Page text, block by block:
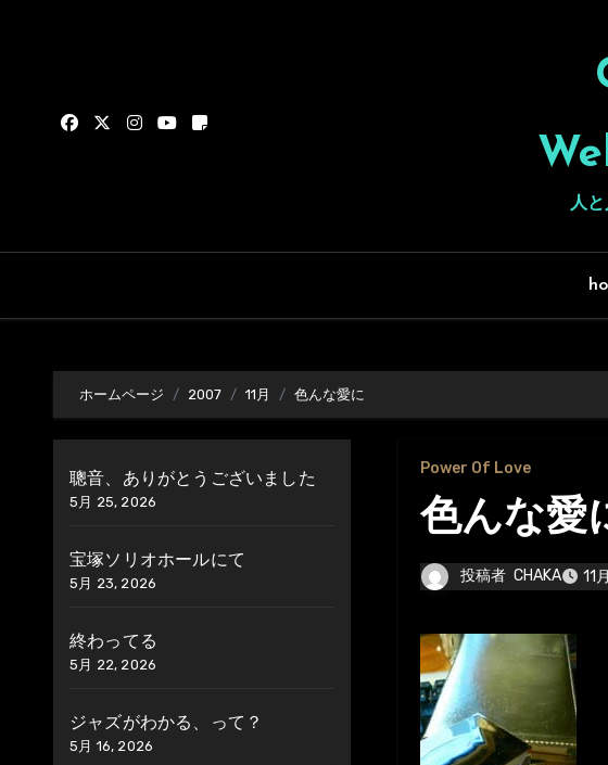
人
ホームページ 2007 11月 色んな愛に
聰音、ありがとうございました
5月 25, 2026
宝塚ソリオホールにて
5月 23, 2026
終わってる
5月 22, 2026
ジャズがわかる、って？
5月 16, 2026
Power Of Love
色んな愛
投稿者 CHAKA 11